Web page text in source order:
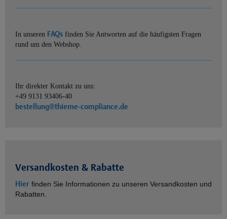
In unseren FAQs finden Sie Antworten auf die häufigsten Fragen
rund um den Webshop.
Ihr direkter Kontakt zu uns:
+49 9131 93406-40
bestellung@thieme-compliance.de
Versandkosten & Rabatte
Hier finden Sie Informationen zu unseren Versandkosten und
Rabatten.